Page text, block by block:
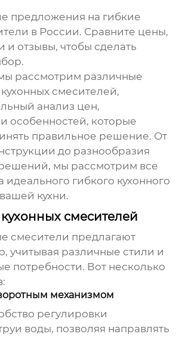
предложения на гибкие
в России. Сравните цены,
и отзывы, чтобы сделать
рассмотрим различные
смесителей,
анализ цен,
особенностей, которые
правильное решение. От
до разнообразия
мы рассмотрим все
идеального гибкого кухонного
кухни.
смесителей
смесители предлагают
учитывая различные стили и
потребности. Вот несколько
механизмом
регулировки
воды, позволяя направлять